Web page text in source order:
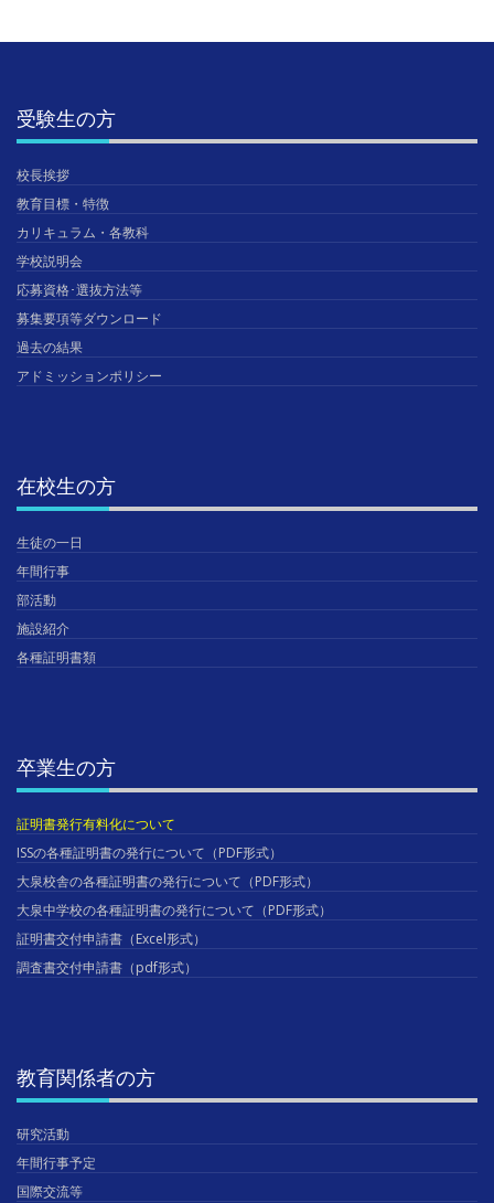
受験生の方
校長挨拶
教育目標・特徴
カリキュラム・各教科
学校説明会
応募資格･選抜方法等
募集要項等ダウンロード
過去の結果
アドミッションポリシー
在校生の方
生徒の一日
年間行事
部活動
施設紹介
各種証明書類
卒業生の方
証明書発行有料化について
ISSの各種証明書の発行について（PDF形式）
大泉校舎の各種証明書の発行について（PDF形式）
大泉中学校の各種証明書の発行について（PDF形式）
証明書交付申請書（Excel形式）
調査書交付申請書（pdf形式）
教育関係者の方
研究活動
年間行事予定
国際交流等